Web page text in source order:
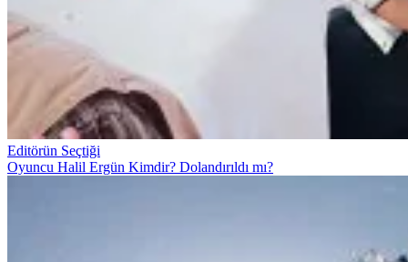
Editörün Seçtiği
Oyuncu Halil Ergün Kimdir? Dolandırıldı mı?